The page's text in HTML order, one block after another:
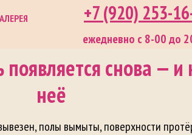
+7 (920) 253-
ежедневно с 8-00 до
снова — и
неё
полы вымыты, поверхности